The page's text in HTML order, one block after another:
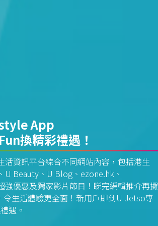
App
換精彩禮遇！
活資訊平台綜合不同網站內容，包括港生
U Beauty、U Blog、ezone.hk、
強優惠及獨家影片節目！睇完編輯推介再攞
令生活體驗更全面！新用戶即到U Jetso專
遇。